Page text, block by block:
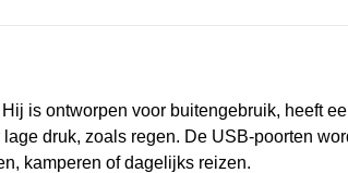
is ontworpen voor buitengebruik, heeft
druk, zoals regen. De USB-poorten
kamperen of dagelijks reizen.